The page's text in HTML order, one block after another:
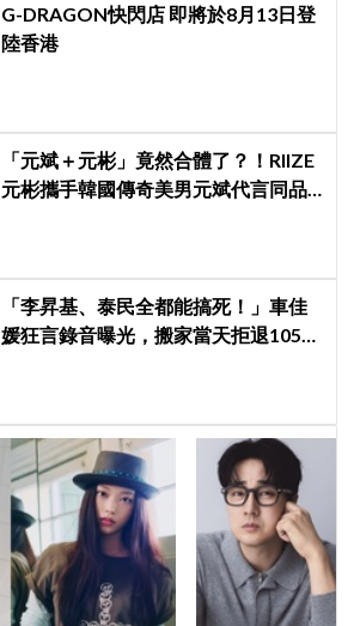
G-DRAGON快閃店 即將於8月13日登
陸香港
「元斌＋元彬」竟然合體了？！RIIZE
元彬攜手韓國傳奇美男元斌代言同品
「李昇基、泰民全都能搞死！」車佳
媛狂言錄音曝光，搬家當天拒退105億